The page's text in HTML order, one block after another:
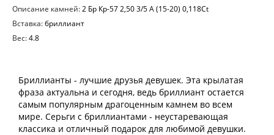
Описание камней:2 Бр Кр-57 2,50 3/5 А (15-20) 0,118Ct
Вставка:бриллиант
Вес:4.8
Бриллианты - лучшие друзья девушек. Эта крылатая
фраза актуальна и сегодня, ведь бриллиант остается
самым популярным драгоценным камнем во всем
мире. Серьги с бриллиантами - неустаревающая
классика и отличный подарок для любимой девушки.